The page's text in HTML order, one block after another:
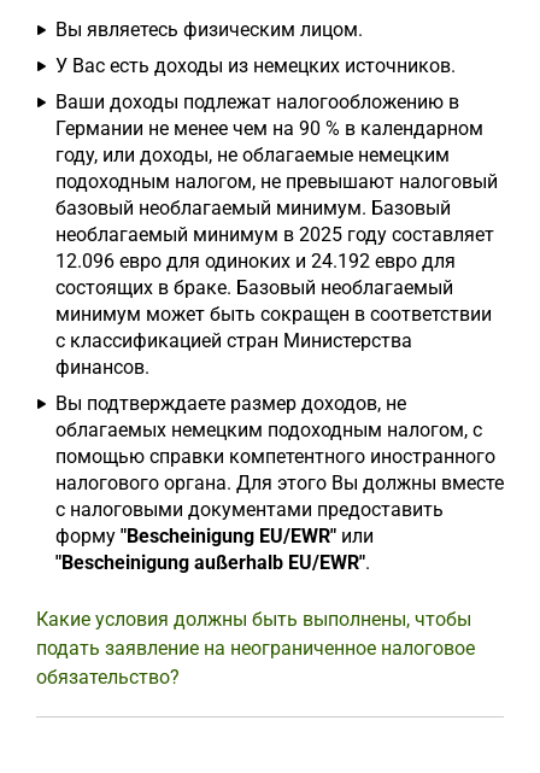
Вы являетесь физическим лицом.
У Вас есть доходы из немецких источников.
Ваши доходы подлежат налогообложению в
Германии не менее чем на 90 % в календарном
году, или доходы, не облагаемые немецким
подоходным налогом, не превышают налоговый
базовый необлагаемый минимум. Базовый
необлагаемый минимум в 2025 году составляет
12.096 евро для одиноких и 24.192 евро для
состоящих в браке. Базовый необлагаемый
минимум может быть сокращен в соответствии
с классификацией стран Министерства
финансов.
Вы подтверждаете размер доходов, не
облагаемых немецким подоходным налогом, с
помощью справки компетентного иностранного
налогового органа. Для этого Вы должны вместе
с налоговыми документами предоставить
форму "Bescheinigung EU/EWR" или
"Bescheinigung außerhalb EU/EWR".
Какие условия должны быть выполнены, чтобы
подать заявление на неограниченное налоговое
обязательство?